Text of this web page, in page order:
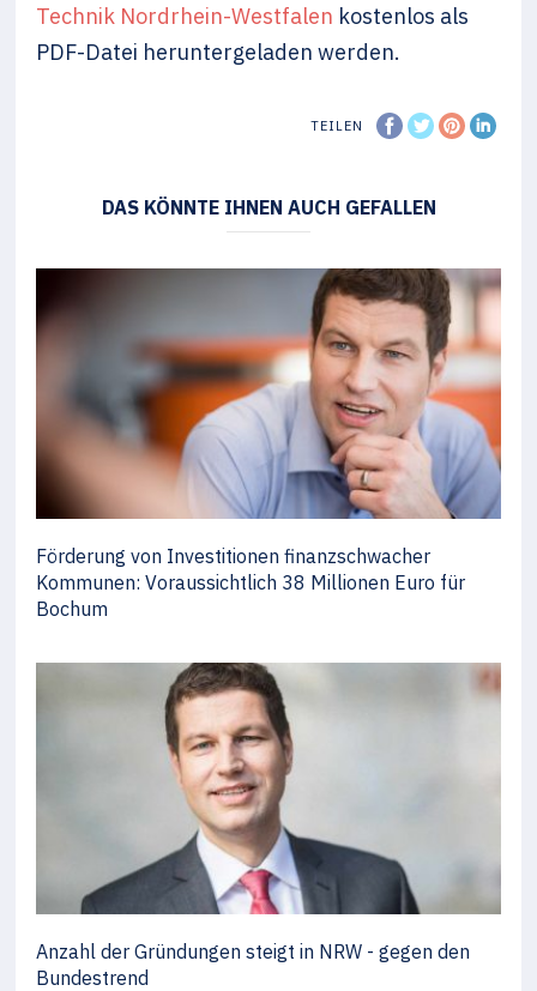
Technik Nordrhein-Westfalen kostenlos als
PDF-Datei heruntergeladen werden.
TEILEN
DAS KÖNNTE IHNEN AUCH GEFALLEN
Förderung von Investitionen finanzschwacher
Kommunen: Voraussichtlich 38 Millionen Euro für
Bochum
Anzahl der Gründungen steigt in NRW - gegen den
Bundestrend